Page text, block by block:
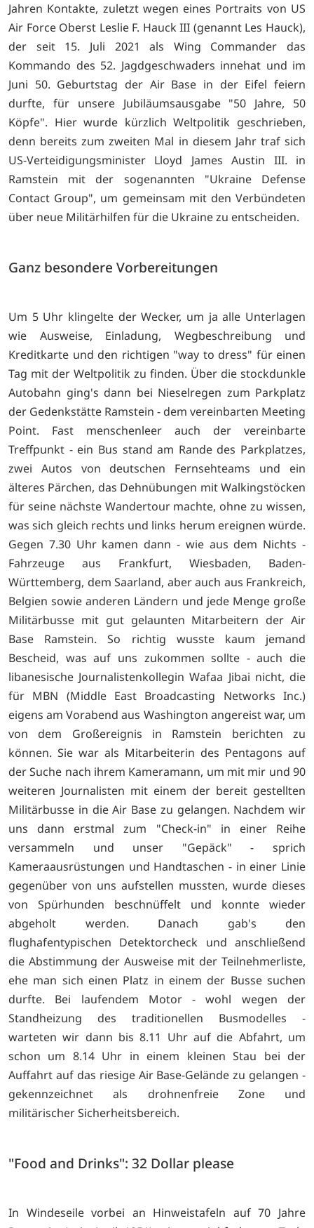
Jahren Kontakte, zuletzt wegen eines Portraits von US
Air Force Oberst Leslie F. Hauck III (genannt Les Hauck),
der seit 15. Juli 2021 als Wing Commander das
Kommando des 52. Jagdgeschwaders innehat und im
Juni 50. Geburtstag der Air Base in der Eifel feiern
durfte, für unsere Jubiläumsausgabe "50 Jahre, 50
Köpfe". Hier wurde kürzlich Weltpolitik geschrieben,
denn bereits zum zweiten Mal in diesem Jahr traf sich
US-Verteidigungsminister Lloyd James Austin III. in
Ramstein mit der sogenannten "Ukraine Defense
Contact Group", um gemeinsam mit den Verbündeten
über neue Militärhilfen für die Ukraine zu entscheiden.
Ganz besondere Vorbereitungen
Um 5 Uhr klingelte der Wecker, um ja alle Unterlagen
wie Ausweise, Einladung, Wegbeschreibung und
Kreditkarte und den richtigen "way to dress" für einen
Tag mit der Weltpolitik zu finden. Über die stockdunkle
Autobahn ging's dann bei Nieselregen zum Parkplatz
der Gedenkstätte Ramstein - dem vereinbarten Meeting
Point. Fast menschenleer auch der vereinbarte
Treffpunkt - ein Bus stand am Rande des Parkplatzes,
zwei Autos von deutschen Fernsehteams und ein
älteres Pärchen, das Dehnübungen mit Walkingstöcken
für seine nächste Wandertour machte, ohne zu wissen,
was sich gleich rechts und links herum ereignen würde.
Gegen 7.30 Uhr kamen dann - wie aus dem Nichts -
Fahrzeuge aus Frankfurt, Wiesbaden, Baden-
Württemberg, dem Saarland, aber auch aus Frankreich,
Belgien sowie anderen Ländern und jede Menge große
Militärbusse mit gut gelaunten Mitarbeitern der Air
Base Ramstein. So richtig wusste kaum jemand
Bescheid, was auf uns zukommen sollte - auch die
libanesische Journalistenkollegin Wafaa Jibai nicht, die
für MBN (Middle East Broadcasting Networks Inc.)
eigens am Vorabend aus Washington angereist war, um
von dem Großereignis in Ramstein berichten zu
können. Sie war als Mitarbeiterin des Pentagons auf
der Suche nach ihrem Kameramann, um mit mir und 90
weiteren Journalisten mit einem der bereit gestellten
Militärbusse in die Air Base zu gelangen. Nachdem wir
uns dann erstmal zum "Check-in" in einer Reihe
versammeln und unser "Gepäck" - sprich
Kameraausrüstungen und Handtaschen - in einer Linie
gegenüber von uns aufstellen mussten, wurde dieses
von Spürhunden beschnüffelt und konnte wieder
abgeholt werden. Danach gab's den
flughafentypischen Detektorcheck und anschließend
die Abstimmung der Ausweise mit der Teilnehmerliste,
ehe man sich einen Platz in einem der Busse suchen
durfte. Bei laufendem Motor - wohl wegen der
Standheizung des traditionellen Busmodelles -
warteten wir dann bis 8.11 Uhr auf die Abfahrt, um
schon um 8.14 Uhr in einem kleinen Stau bei der
Auffahrt auf das riesige Air Base-Gelände zu gelangen -
gekennzeichnet als drohnenfreie Zone und
militärischer Sicherheitsbereich.
"Food and Drinks": 32 Dollar please
In Windeseile vorbei an Hinweistafeln auf 70 Jahre